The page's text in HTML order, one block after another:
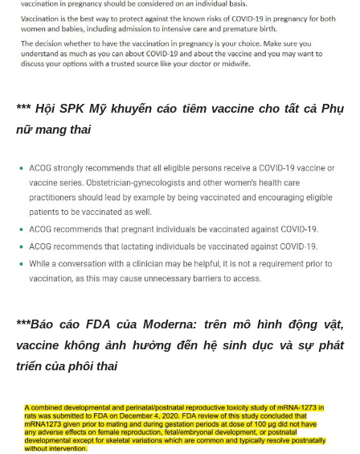
*** Hội SPK Mỹ khuyến cáo tiêm vaccine cho tất cả Phụ
nữ mang thai
***Báo cáo FDA của Moderna: trên mô hình động vật,
vaccine không ảnh hưởng đến hệ sinh dục và sự phát
triển của phôi thai